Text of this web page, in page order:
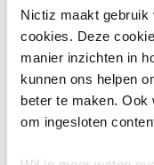
Nictiz maakt gebruik
cookies. Deze
manier inzichten in
kunnen ons helpen
beter te maken.
om ingesloten
22 mei 2024